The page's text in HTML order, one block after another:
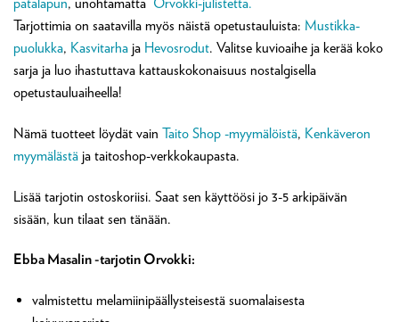
Tarjottimia on saatavilla myös näistä opetustauluista: Mustikka-
puolukka, Kasvitarha ja Hevosrodut. Valitse kuvioaihe ja kerää koko
sarja ja luo ihastuttava kattauskokonaisuus nostalgisella
opetustauluaiheella!
Nämä tuotteet löydät vain Taito Shop -myymälöistä, Kenkäveron
myymälästä ja taitoshop-verkkokaupasta.
Lisää tarjotin ostoskoriisi. Saat sen käyttöösi jo 3-5 arkipäivän
sisään, kun tilaat sen tänään.
Ebba Masalin -tarjotin Orvokki:
valmistettu melamiinipäällysteisestä suomalaisesta